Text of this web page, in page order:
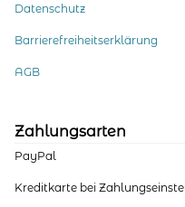
Datenschutz
Barrierefreiheitserklärung
AGB
Zahlungsarten
PayPal
Kreditkarte bei